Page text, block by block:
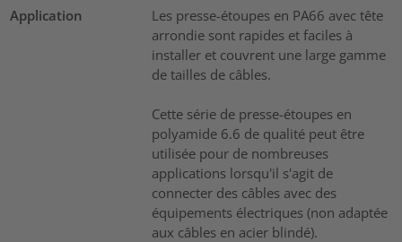
Application
Les presse-étoupes en PA66 avec tête
arrondie sont rapides et faciles à
installer et couvrent une large gamme
de tailles de câbles.
Cette série de presse-étoupes en
polyamide 6.6 de qualité peut être
utilisée pour de nombreuses
applications lorsqu'il s'agit de
connecter des câbles avec des
équipements électriques (non adaptée
aux câbles en acier blindé).